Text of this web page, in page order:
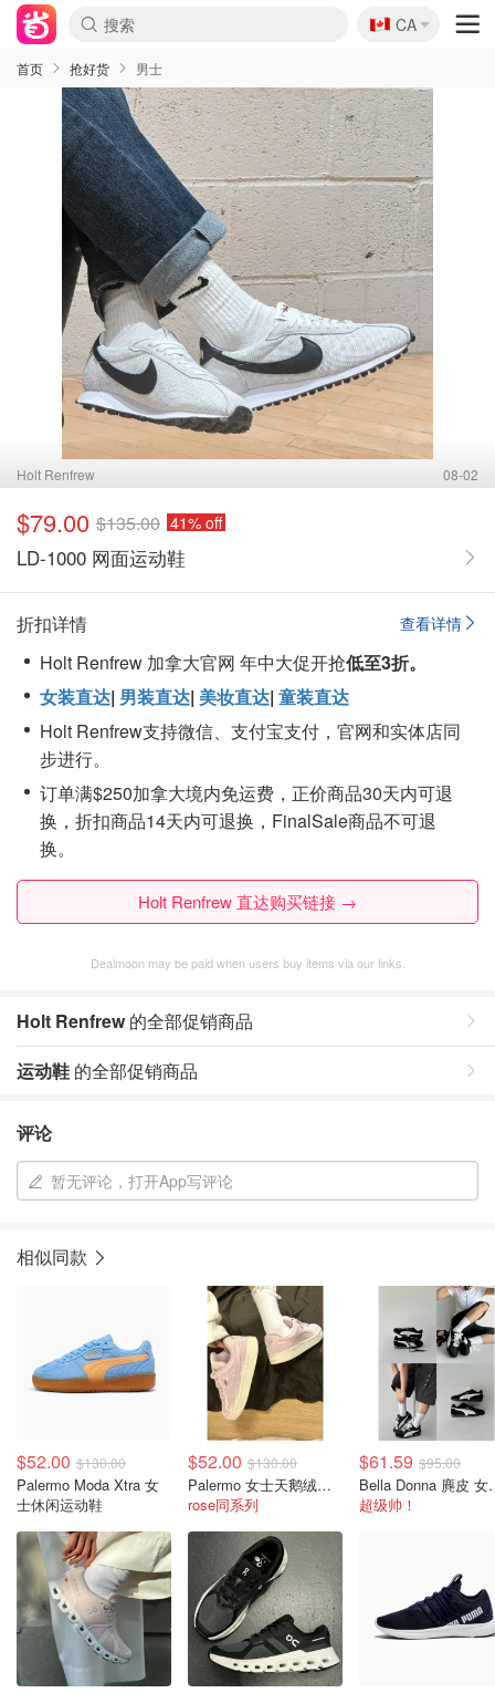
🇨🇦
CA
首页 抢好货 男士
Holt Renfrew 08-02
$79.00 $135.00 41% off
LD-1000 网面运动鞋
查看详情
折扣详情
Holt Renfrew 加拿大官网 年中大促开抢低至3折。
女装直达| 男装直达| 美妆直达| 童装直达
Holt Renfrew支持微信、支付宝支付，官网和实体店同
步进行。
订单满$250加拿大境内免运费，正价商品30天内可退
换，折扣商品14天内可退换，FinalSale商品不可退
换。
Holt Renfrew 直达购买链接 →
Dealmoon may be paid when users buy items via our links.
Holt Renfrew 的全部促销商品
运动鞋 的全部促销商品
评论
暂无评论，打开App写评论
相似同款
$52.00 $130.00
Palermo Moda Xtra 女
士休闲运动鞋
$52.00 $130.00
Palermo 女士天鹅绒运动鞋
rose同系列
$61.59 $95.00
Bella
超级帅！